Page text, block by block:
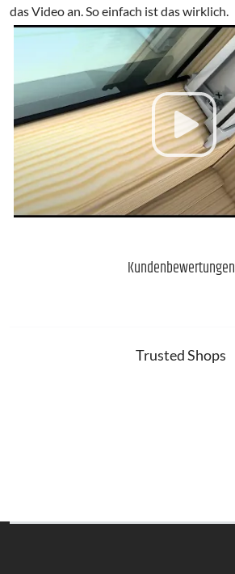
das Video an. So einfach ist das wirklich.
Kundenbewertungen
Trusted Shops